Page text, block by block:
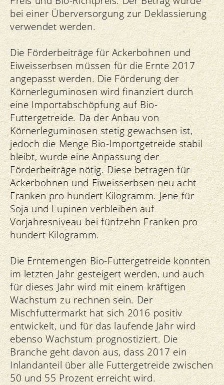
bei einer Überversorgung zur Deklassierung
verwendet werden.
Die Förderbeiträge für Ackerbohnen und
Eiweisserbsen müssen für die Ernte 2017
angepasst werden. Die Förderung der
Körnerleguminosen wird finanziert durch
eine Importabschöpfung auf Bio-
Futtergetreide. Da der Anbau von
Körnerleguminosen stetig gewachsen ist,
jedoch die Menge Bio-Importgetreide stabil
bleibt, wurde eine Anpassung der
Förderbeiträge nötig. Diese betragen für
Ackerbohnen und Eiweisserbsen neu acht
Franken pro hundert Kilogramm. Jene für
Soja und Lupinen verbleiben auf
Vorjahresniveau bei fünfzehn Franken pro
hundert Kilogramm.
Die Erntemengen Bio-Futtergetreide konnten
im letzten Jahr gesteigert werden, und auch
für dieses Jahr wird mit einem kräftigen
Wachstum zu rechnen sein. Der
Mischfuttermarkt hat sich 2016 positiv
entwickelt, und für das laufende Jahr wird
ebenso Wachstum prognostiziert. Die
Branche geht davon aus, dass 2017 ein
Inlandanteil über alle Futtergetreide zwischen
50 und 55 Prozent erreicht wird.